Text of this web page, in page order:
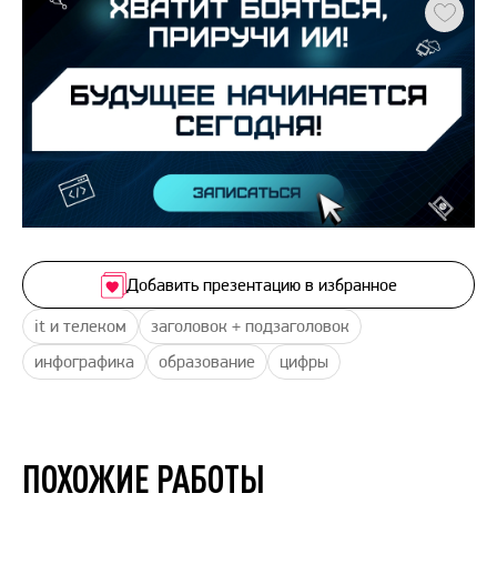
it и телеком
заголовок + подзаголовок
инфографика
образование цифры
Добавить презентацию в избранное
ПОХОЖИЕ РАБОТЫ